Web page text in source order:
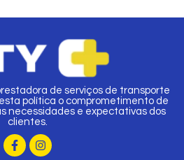
de serviços de transporte
política o comprometimento de
necessidades e expectativas dos
clientes.